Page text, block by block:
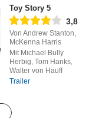
Toy Story 5
3,8
Von Andrew Stanton,
McKenna Harris
Mit Michael Bully
Herbig, Tom Hanks,
Walter von Hauff
Trailer